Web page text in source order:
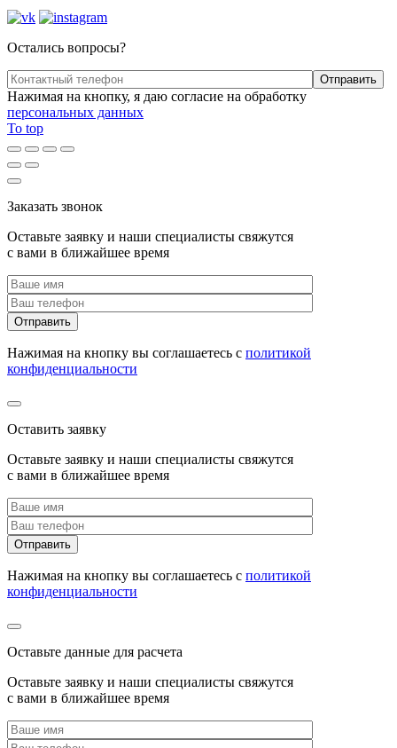
Остались вопросы?
Нажимая на кнопку, я даю согласие на обработку
персональных данных
To top
Заказать звонок
Оставьте заявку и наши специалисты свяжутся
с вами в ближайшее время
Нажимая на кнопку вы соглашаетесь с политикой
конфиденциальности
Оставить заявку
Оставьте заявку и наши специалисты свяжутся
с вами в ближайшее время
Нажимая на кнопку вы соглашаетесь с политикой
конфиденциальности
Оставьте данные для расчета
Оставьте заявку и наши специалисты свяжутся
с вами в ближайшее время